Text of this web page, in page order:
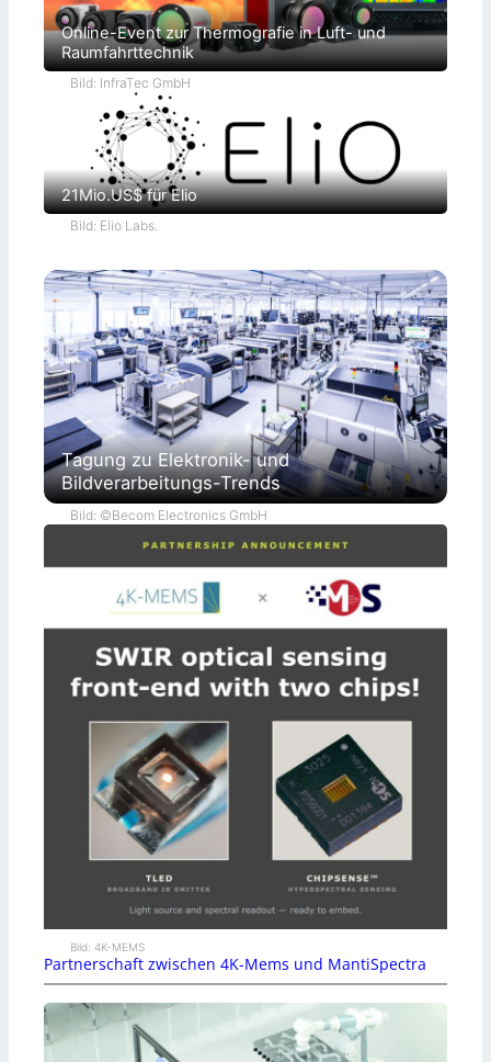
Online-Event zur Thermografie in Luft- und
Raumfahrttechnik
Bild: InfraTec GmbH
21Mio.US$ für Elio
Bild: Elio Labs.
Tagung zu Elektronik- und
Bildverarbeitungs-Trends
Bild: ©Becom Electronics GmbH
Bild: 4K-MEMS
Partnerschaft zwischen 4K-Mems und MantiSpectra